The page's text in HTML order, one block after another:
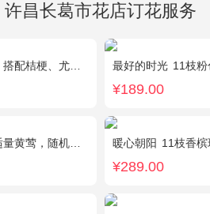
许昌长葛市花店订花服务
梗、尤加利叶 最好的时光 11枝粉
¥189.00
赠送1只可爱小熊。 暖心朝阳 11枝香槟玫瑰
¥289.00